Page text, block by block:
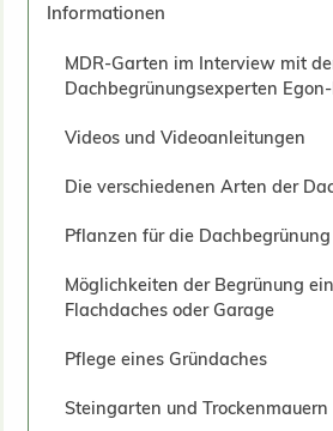
Informationen
MDR-Garten im Interview mit
Dachbegrünungsexperten
Videos und Videoanleitungen
Die verschiedenen Arten der
Pflanzen für die Dachbegrünung
Möglichkeiten der Begrünung
Flachdaches oder Garage
Pflege eines Gründaches
Steingarten und Trockenmauern